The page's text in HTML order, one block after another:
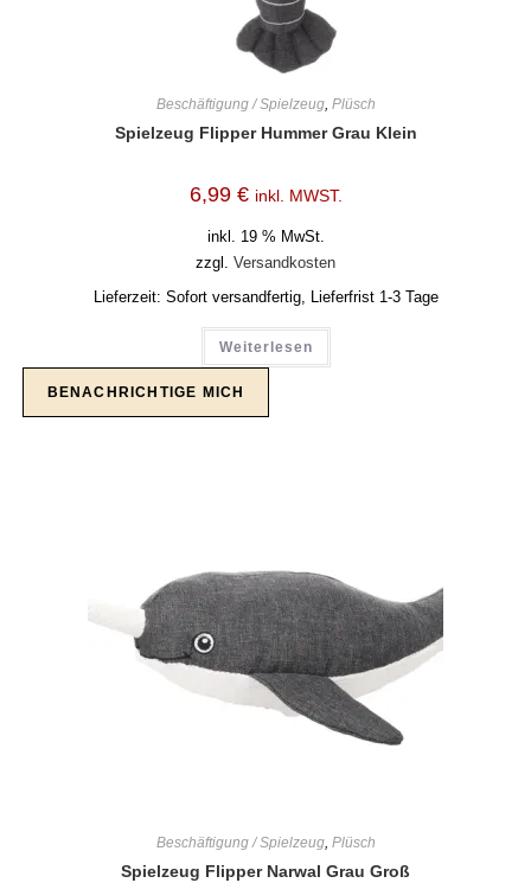
Beschäftigung / Spielzeug, Plüsch
Spielzeug Flipper Hummer Grau Klein
6,99 € inkl. MWST.
inkl. 19 % MwSt.
zzgl. Versandkosten
Lieferzeit: Sofort versandfertig, Lieferfrist 1-3 Tage
Weiterlesen
Beschäftigung / Spielzeug, Plüsch
Spielzeug Flipper Narwal Grau Groß